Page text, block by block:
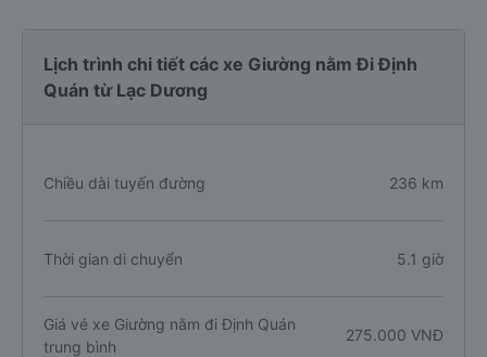
Lịch trình chi tiết các xe Giường nằm Đi Định
Quán từ Lạc Dương
Chiều dài tuyến đường 236 km
Thời gian di chuyển 5.1 giờ
Giá vé xe Giường nằm đi Định Quán
trung bình
275.000 VNĐ